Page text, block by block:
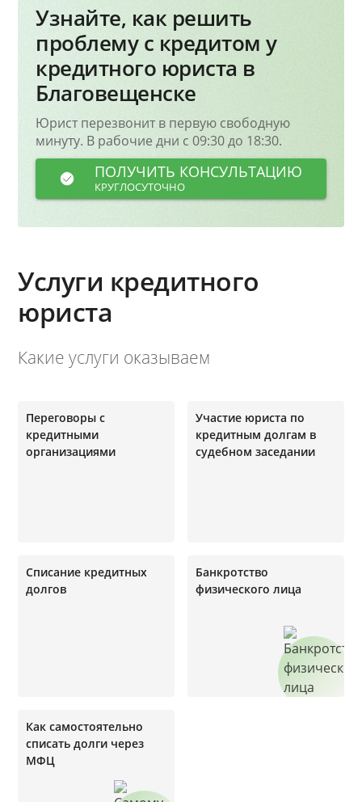
Узнайте, как решить
проблему с кредитом у
кредитного юриста в
Благовещенске
Юрист перезвонит в первую свободную
минуту. В рабочие дни с 09:30 до 18:30.
ПОЛУЧИТЬ КОНСУЛЬТАЦИЮ
КРУГЛОСУТОЧНО
Услуги кредитного
юриста
Какие услуги оказываем
Переговоры с
кредитными
организациями
Участие юриста по
кредитным долгам в
судебном заседании
Списание кредитных
долгов
Банкротство
физического лица
Как самостоятельно
списать долги через
МФЦ